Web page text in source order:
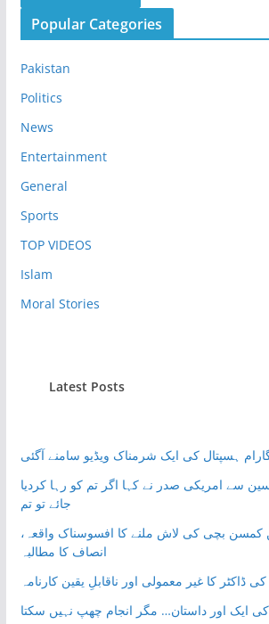
Popular Categories
Pakistan
Politics
News
Entertainment
General
Sports
TOP VIDEOS
Islam
Moral Stories
Latest Posts
ہسپتال کی ایک شرمناک ویڈیو سامنے آگئی
سے امریکی صدر نے کہا اگر تم کو رہا کردیا
جائے تو تم
کمسن بچی کی لاش ملنے کا افسوسناک واقعہ،
انصاف کا مطالبہ
ڈاکٹر کا غیر معمولی اور ناقابلِ یقین کارنامہ
ایک اور داستان… مگر انجام چھپ نہیں سکتا